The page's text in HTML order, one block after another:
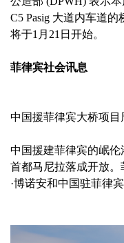
C5 Pasig 大道内车道
将于1月21日开始。
菲律宾社会讯息
中国援菲律宾大桥项
中国援建菲律宾的岷
首都马尼拉落成开放
·博诺安和中国驻菲律